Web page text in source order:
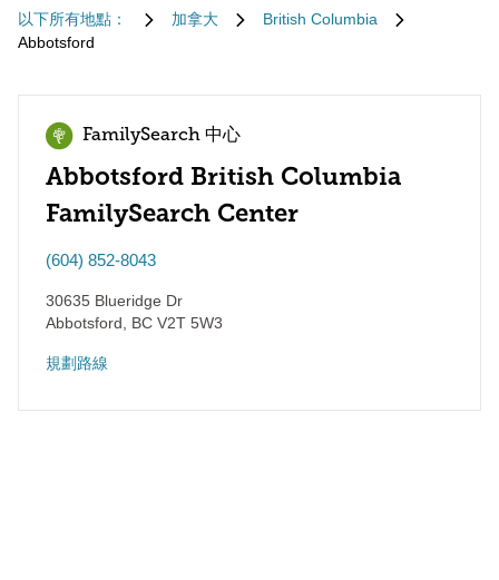
以下所有地點： 加拿大
British Columbia
Abbotsford
FamilySearch 中心
Abbotsford British Columbia
FamilySearch Center
(604) 852-8043
30635 Blueridge Dr
Abbotsford
BC V2T 5W3
規劃路線